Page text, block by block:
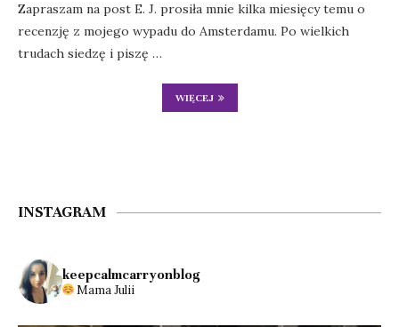
Zapraszam na post E. J. prosiła mnie kilka miesięcy temu o
recenzję z mojego wypadu do Amsterdamu. Po wielkich
trudach siedzę i piszę …
WIĘCEJ
INSTAGRAM
keepcalmcarryonblog
Mama Julii